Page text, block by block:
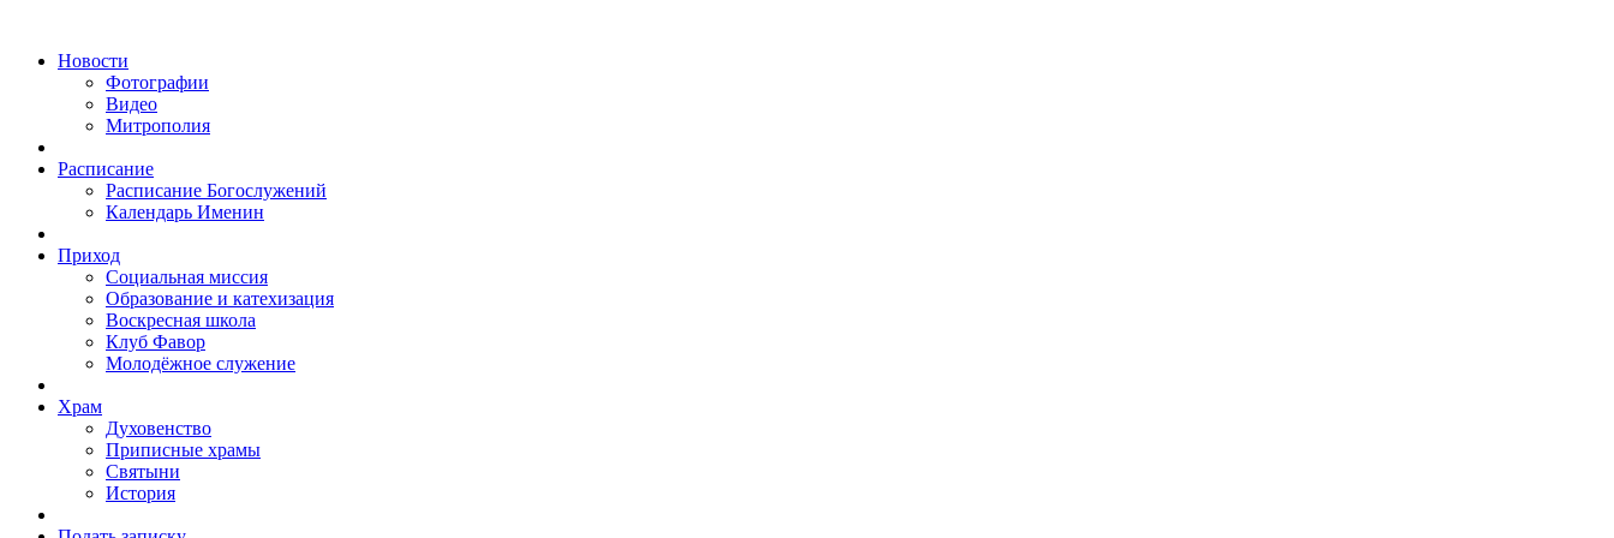
Новости
Фотографии
Видео
Митрополия
Расписание
Расписание Богослужений
Календарь Именин
Приход
Социальная миссия
Образование и катехизация
Воскресная школа
Клуб Фавор
Молодёжное служение
Храм
Духовенство
Приписные храмы
Святыни
История